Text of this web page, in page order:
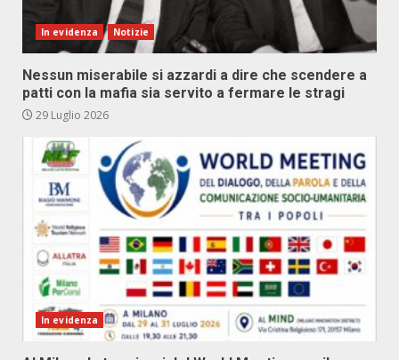
In evidenza Notizie
Nessun miserabile si azzardi a dire che scendere a
patti con la mafia sia servito a fermare le stragi
29 Luglio 2026
In evidenza